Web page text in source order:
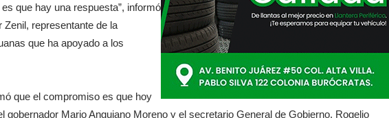
que hay una respuesta”, informó
Zenil, representante de la
que ha apoyado a los
que el compromiso es que hoy
gobernador Mario Anguiano Moreno y el secretario General de Gobierno, Rogelio